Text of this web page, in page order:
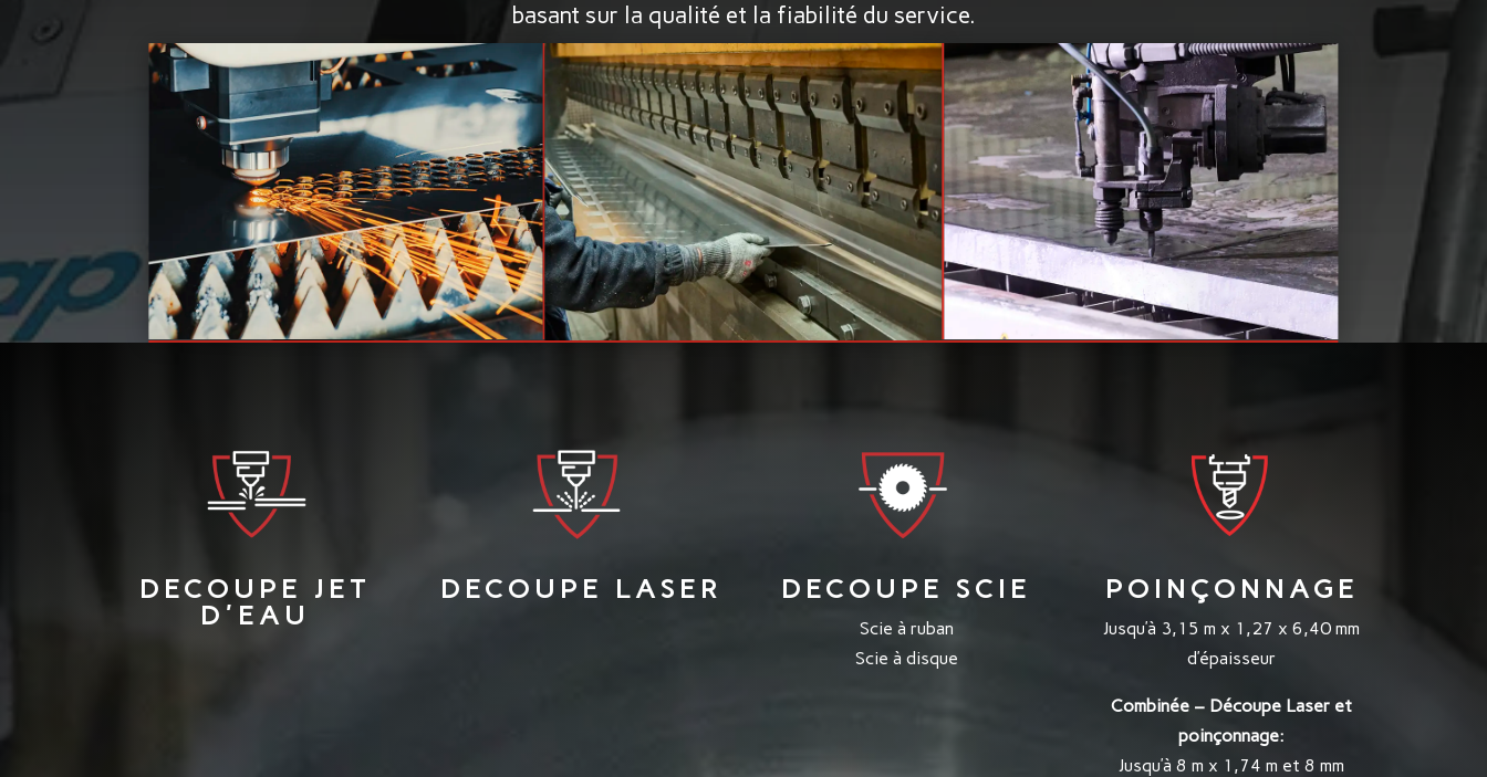
basant sur la qualité et la fiabilité du service.
DECOUPE JET
D'EAU
DECOUPE LASER DECOUPE SCIE
Scie à ruban
Scie à disque
POINÇONNAGE
Jusqu’à 3,15 m x 1,27 x 6,40 mm
d’épaisseur
Combinée – Découpe Laser et
poinçonnage:
Jusqu’à 8 m x 1,74 m et 8 mm